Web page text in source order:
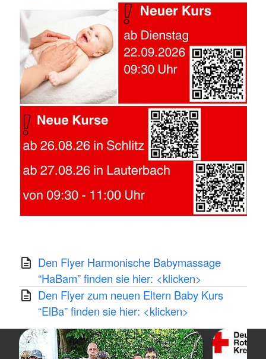
Den Flyer Harmonische Babymassage
“HaBam” finden sie hier: <klicken>
Den Flyer zum neuen Eltern Baby Kurs
“ElBa” finden sie hier: <klicken>